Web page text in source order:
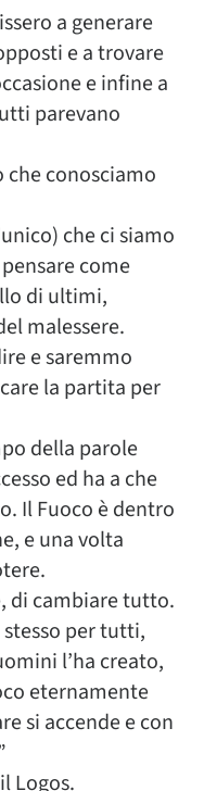
a generare
e a trovare
e infine a
parevano
che conosciamo
che ci siamo
come
di ultimi,
malessere.
e saremmo
la partita per
della parole
ed ha a che
Il Fuoco è dentro
e una volta
di cambiare tutto.
per tutti,
l’ha creato,
eternamente
si accende e con
Logos.